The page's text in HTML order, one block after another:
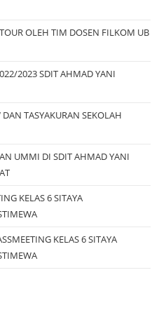
OLEH TIM DOSEN FILKOM UB
2023 SDIT AHMAD YANI
TASYAKURAN SEKOLAH
UMMI DI SDIT AHMAD YANI
KELAS 6 SITAYA
KELAS 6 SITAYA